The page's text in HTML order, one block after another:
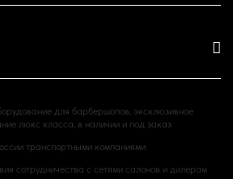
для барбершопов, эксклюзивное
люкс класса, в наличии и под заказ
транспортными компаниями
сотрудничества с сетями салонов и дилерам